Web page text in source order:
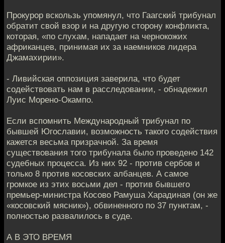
Прокурор вскользь упомянул, что Гаагский трибунал
обратит свой взор и на другую сторону конфликта,
которая, «по слухам, нападает на чернокожих
африканцев, принимая их за наемников лидера
Джамахирии».
- Ливийская оппозиция заверила, что будет
содействовать нам в расследовании, - обнадежил
Луис Морено-Окампо.
Если вспомнить Международный трибунал по
бывшей Югославии, возможность такого содействия
кажется весьма призрачной. За время
существования того трибунала было проведено 142
судебных процесса. Из них 92 - против сербов и
только 8 против косовских албанцев. А самое
громкое из этих восьми дел - против бывшего
премьер-министра Косово Рамуша Харадиная (он же
«косовский мясник»), обвиненного по 37 пунктам, -
полностью развалилось в суде.
А В ЭТО ВРЕМЯ